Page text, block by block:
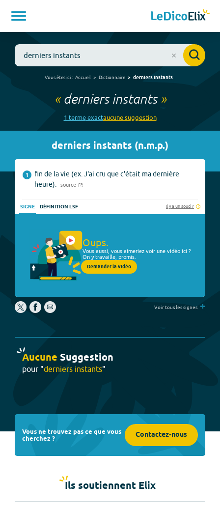
Vous êtes ici : Accueil Dictionnaire derniers instants
« derniers instants»
1 termeexactaucunesuggestion
derniers instants (n.m.p.)
1
fin de la vie (ex. J'ai cru que c'était ma dernière
heure).
source
SIGNE DÉFINITION LSF Il y a un souci ?
Oups.
Vous aussi, vous aimeriez voir une vidéo ici ?
On y travaille, promis.
Demander la vidéo
Voir tous les signes +
Aucune Suggestion
pour "derniers instants"
Vous ne trouvez pas ce que vous
cherchez ? Contactez-nous
Ils soutiennent Elix